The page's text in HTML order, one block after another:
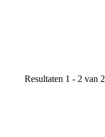
Resultaten 1 - 2 van 2